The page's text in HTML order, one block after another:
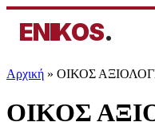
ENIKOS.
Αρχική » ΟΙΚΟΣ
ΟΙΚΟΣ